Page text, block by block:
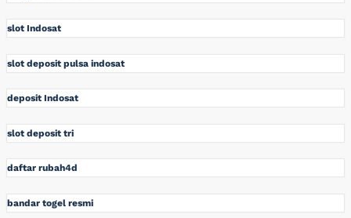
slot Indosat
slot deposit pulsa indosat
deposit Indosat
slot deposit tri
daftar rubah4d
bandar togel resmi